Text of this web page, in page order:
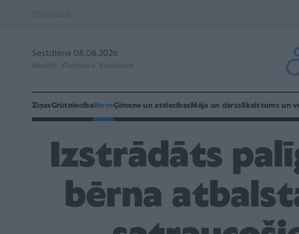
Sestdiena 08.08.2026
Mudīte, Vladislavs, Vladislava
ZiņasGrūtniecībaBērnsĢimene un attiecībasMāja un dārzsSkaistums un
Izstrādāts
bērna